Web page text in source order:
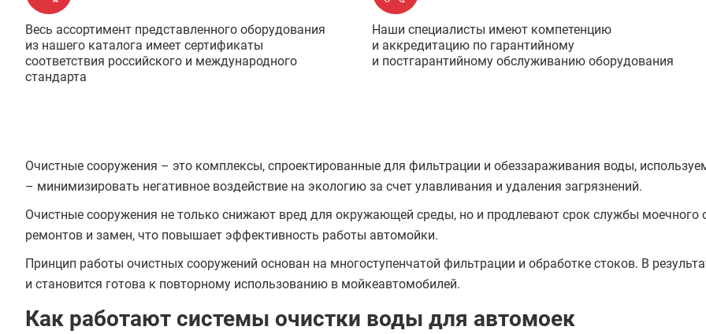
Весь ассортимент представленного оборудования
из нашего каталога имеет сертификаты
соответствия российского и международного
стандарта
Наши специалисты имеют компетенцию
и аккредитацию по гарантийному
и постгарантийному обслуживанию оборудования
Очистные сооружения – это комплексы, спроектированные для фильтрации и обеззараживания воды,
– минимизировать негативное воздействие на экологию за счет улавливания и удаления загрязнений.
Очистные сооружения не только снижают вред для окружающей среды, но и продлевают срок службы моечного
ремонтов и замен, что повышает эффективность работы автомойки.
Принцип работы очистных сооружений основан на многоступенчатой фильтрации и обработке стоков. В
и становится готова к повторному использованию в мойкеавтомобилей.
Как работают системы очистки воды для автомоек